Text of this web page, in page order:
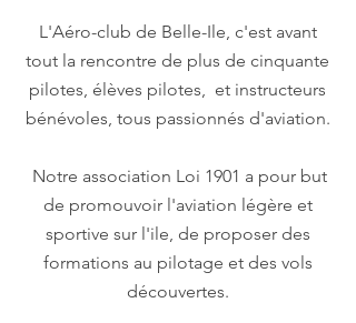
L'Aéro-club de Belle-Ile, c'est avant
tout la rencontre de plus de cinquante
pilotes, élèves pilotes, et instructeurs
bénévoles, tous passionnés d'aviation.
Notre association Loi 1901 a pour but
de promouvoir l'aviation légère et
sportive sur l'ile, de proposer des
formations au pilotage et des vols
découvertes.